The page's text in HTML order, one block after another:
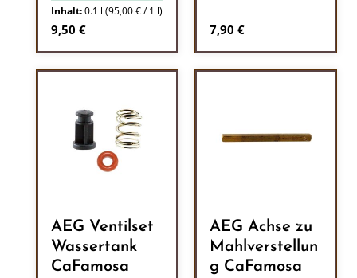
Inhalt:0.1 l (95,00 € / 1 l)
Regulärer Preis:
9,50 € Regulärer Preis:
7,90 €
AEG Ventilset
Wassertank
CaFamosa
AEG Achse zu
Mahlverstellun
g CaFamosa